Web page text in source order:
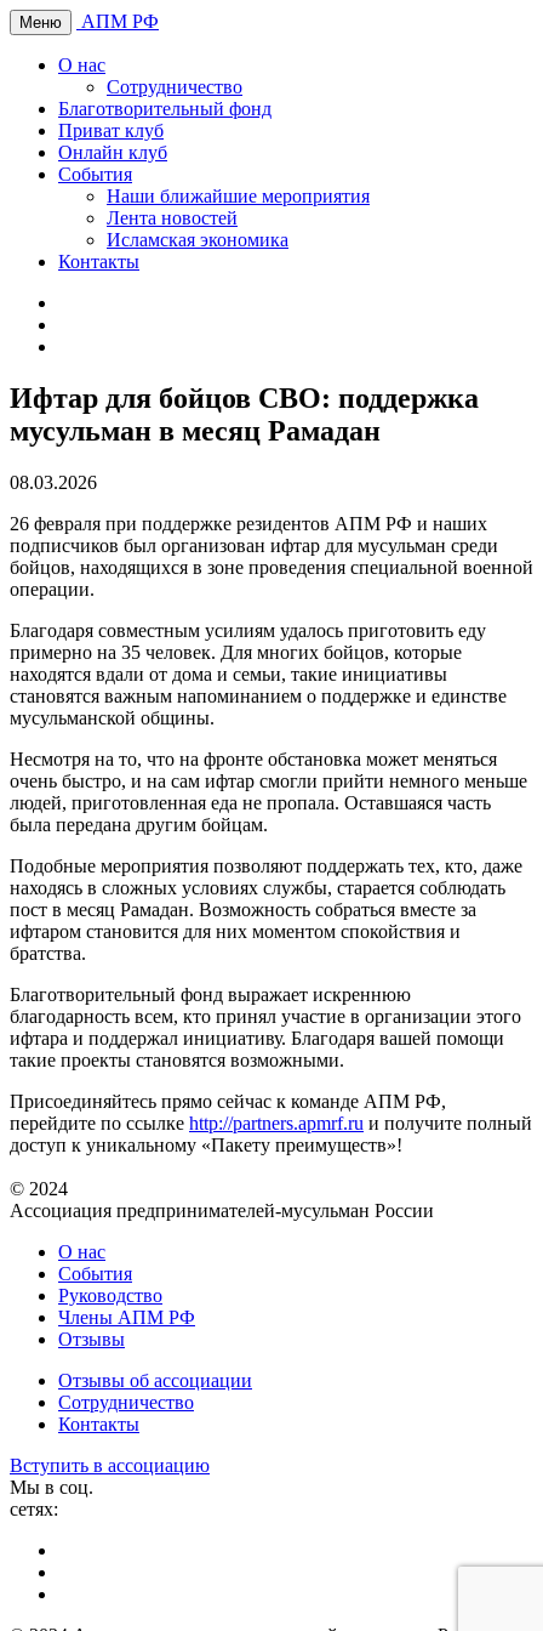
Меню АПМ РФ
О нас
Сотрудничество
Благотворительный фонд
Приват клуб
Онлайн клуб
События
Наши ближайшие мероприятия
Лента новостей
Исламская экономика
Контакты
Ифтар для бойцов СВО: поддержка
мусульман в месяц Рамадан
08.03.2026
26 февраля при поддержке резидентов АПМ РФ и наших
подписчиков был организован ифтар для мусульман среди
бойцов, находящихся в зоне проведения специальной военной
операции.
Благодаря совместным усилиям удалось приготовить еду
примерно на 35 человек. Для многих бойцов, которые
находятся вдали от дома и семьи, такие инициативы
становятся важным напоминанием о поддержке и единстве
мусульманской общины.
Несмотря на то, что на фронте обстановка может меняться
очень быстро, и на сам ифтар смогли прийти немного меньше
людей, приготовленная еда не пропала. Оставшаяся часть
была передана другим бойцам.
Подобные мероприятия позволяют поддержать тех, кто, даже
находясь в сложных условиях службы, старается соблюдать
пост в месяц Рамадан. Возможность собраться вместе за
ифтаром становится для них моментом спокойствия и
братства.
Благотворительный фонд выражает искреннюю
благодарность всем, кто принял участие в организации этого
ифтара и поддержал инициативу. Благодаря вашей помощи
такие проекты становятся возможными.
Присоединяйтесь прямо сейчас к команде АПМ РФ,
перейдите по ссылке http://partners.apmrf.ru и получите полный
доступ к уникальному «Пакету преимуществ»!
© 2024
Ассоциация предпринимателей-мусульман России
О нас
События
Руководство
Члены АПМ РФ
Отзывы
Отзывы об ассоциации
Сотрудничество
Контакты
Вступить в ассоциацию
Мы в соц.
сетях: